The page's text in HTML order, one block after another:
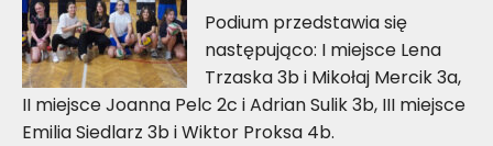
Podium przedstawia się
następująco: I miejsce Lena
Trzaska 3b i Mikołaj Mercik 3a,
II miejsce Joanna Pelc 2c i Adrian Sulik 3b, III miejsce
Emilia Siedlarz 3b i Wiktor Proksa 4b.